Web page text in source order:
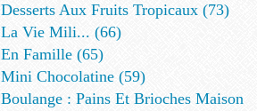
Desserts Aux Fruits Tropicaux (73)
La Vie Mili... (66)
En Famille (65)
Mini Chocolatine (59)
Boulange : Pains Et Brioches Maison